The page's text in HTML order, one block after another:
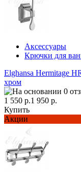
Аксессуары
Крючки для
Elghansa Hermitage
хром
1 550 р.1 950 р.
Купить
Акции